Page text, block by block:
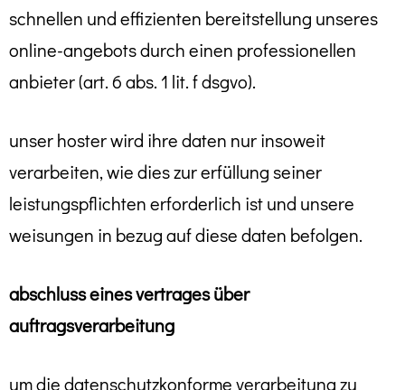
schnellen und effizienten bereitstellung unseres
online-angebots durch einen professionellen
anbieter (art. 6 abs. 1 lit. f dsgvo).
unser hoster wird ihre daten nur insoweit
verarbeiten, wie dies zur erfüllung seiner
leistungspflichten erforderlich ist und unsere
weisungen in bezug auf diese daten befolgen.
abschluss eines vertrages über
auftragsverarbeitung
um die datenschutzkonforme verarbeitung zu